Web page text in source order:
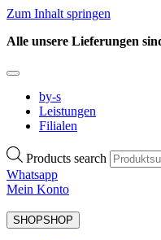
Zum Inhalt springen
Alle unsere Lieferungen
by-s
Leistungen
Filialen
Products search
Whatsapp
Mein Konto
SHOPSHOP